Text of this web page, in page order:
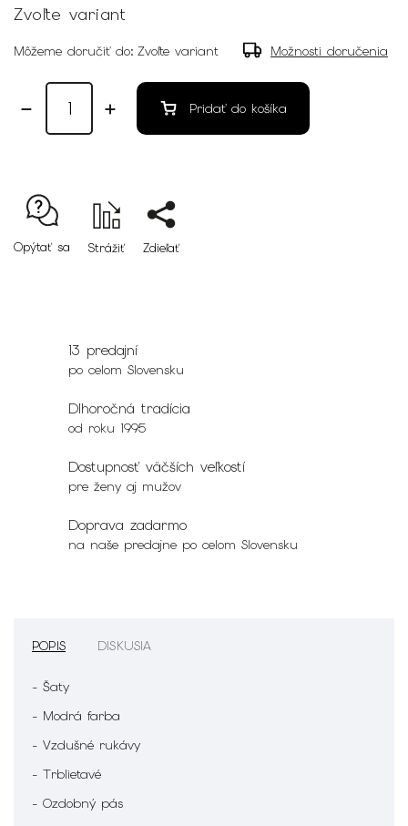
Zvoľte variant
Môžeme doručiť do: Zvoľte variant Možnosti doručenia
Pridať do košíka
Opýtať sa Strážiť Zdieľať
13 predajní
po celom Slovensku
Dlhoročná tradícia
od roku 1995
Dostupnosť väčších veľkostí
pre ženy aj mužov
Doprava zadarmo
na naše predajne po celom Slovensku
POPIS DISKUSIA
- Šaty
- Modrá farba
- Vzdušné rukávy
- Trblietavé
- Ozdobný pás